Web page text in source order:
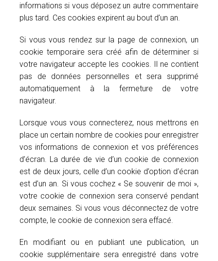
informations si vous déposez un autre commentaire
plus tard. Ces cookies expirent au bout d’un an.
Si vous vous rendez sur la page de connexion, un
cookie temporaire sera créé afin de déterminer si
votre navigateur accepte les cookies. Il ne contient
pas de données personnelles et sera supprimé
automatiquement à la fermeture de votre
navigateur.
Lorsque vous vous connecterez, nous mettrons en
place un certain nombre de cookies pour enregistrer
vos informations de connexion et vos préférences
d’écran. La durée de vie d’un cookie de connexion
est de deux jours, celle d’un cookie d’option d’écran
est d’un an. Si vous cochez « Se souvenir de moi »,
votre cookie de connexion sera conservé pendant
deux semaines. Si vous vous déconnectez de votre
compte, le cookie de connexion sera effacé.
En modifiant ou en publiant une publication, un
cookie supplémentaire sera enregistré dans votre